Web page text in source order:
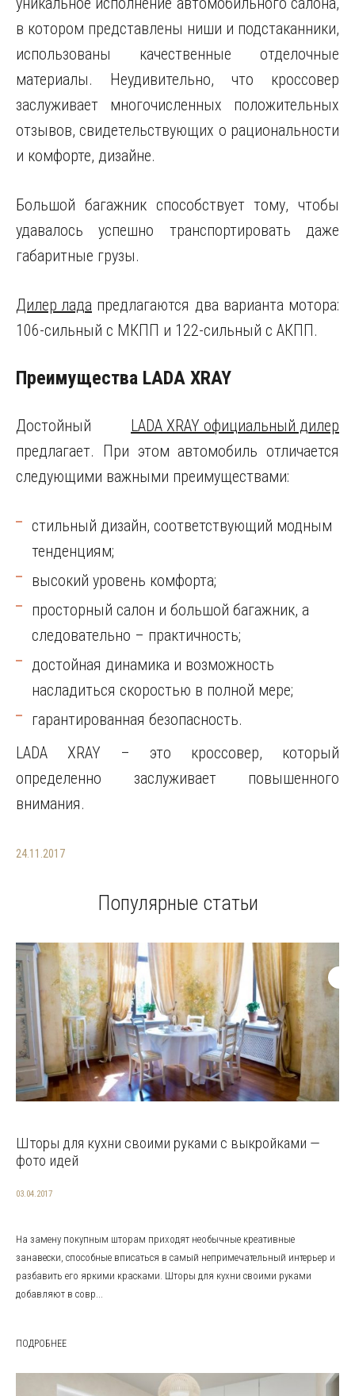
в котором представлены ниши и подстаканники,
использованы качественные отделочные
материалы. Неудивительно, что кроссовер
заслуживает многочисленных положительных
отзывов, свидетельствующих о рациональности
и комфорте, дизайне.
Большой багажник способствует тому, чтобы
удавалось успешно транспортировать даже
габаритные грузы.
Дилер лада предлагаются два варианта мотора:
106-сильный с МКПП и 122-сильный с АКПП.
Преимущества LADA XRAY
Достойный LADA XRAY официальный дилер
предлагает. При этом автомобиль отличается
следующими важными преимуществами:
стильный дизайн, соответствующий модным
тенденциям;
высокий уровень комфорта;
просторный салон и большой багажник, а
следовательно – практичность;
достойная динамика и возможность
насладиться скоростью в полной мере;
гарантированная безопасность.
LADA XRAY – это кроссовер, который
определенно заслуживает повышенного
внимания.
24.11.2017
Популярные статьи
Шторы для кухни своими руками с выкройками —
фото идей
03.04.2017
На замену покупным шторам приходят необычные креативные
занавески, способные вписаться в самый непримечательный интерьер и
разбавить его яркими красками. Шторы для кухни своими руками
добавляют в совр...
ПОДРОБНЕЕ